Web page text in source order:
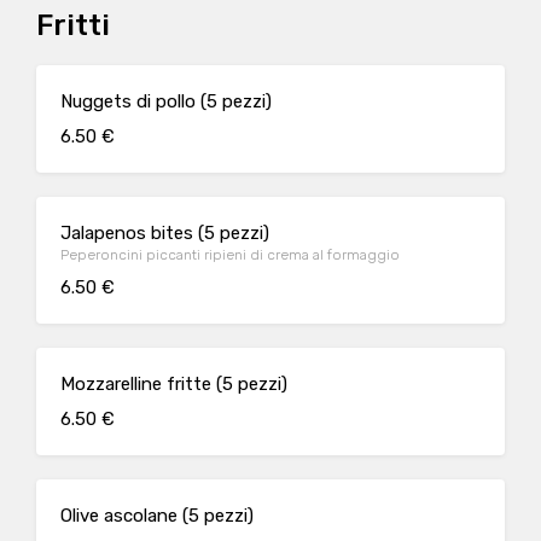
Fritti
Nuggets di pollo (5 pezzi)
6.50 €
Jalapenos bites (5 pezzi)
Peperoncini piccanti ripieni di crema al formaggio
6.50 €
Mozzarelline fritte (5 pezzi)
6.50 €
Olive ascolane (5 pezzi)